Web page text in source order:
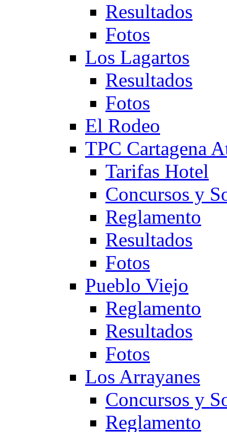
Resultados
Fotos
Los Lagartos
Resultados
Fotos
El Rodeo
TPC Cartagena
Tarifas Hotel
Concursos y
Reglamento
Resultados
Fotos
Pueblo Viejo
Reglamento
Resultados
Fotos
Los Arrayanes
Concursos y
Reglamento